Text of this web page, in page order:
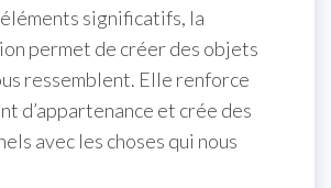
significatifs, la
permet de créer des objets
ressemblent. Elle renforce
d’appartenance et crée des
avec les choses qui nous